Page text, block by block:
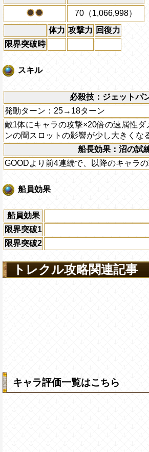
70（1,066,998）
体力 攻撃力 回復力
限界突破時
スキル
必殺技：ジェットパ
発動ターン：25→18ターン
敵1体にキャラの攻撃×20倍の速属性ダ
ンの間スロットの影響が少し大きくな
船長効果：沼の試
GOODより前4連続で、以降のキャラ
船員効果
船員効果
限界突破1
限界突破2
トレクル攻略関連記事
キャラ評価一覧はこちら